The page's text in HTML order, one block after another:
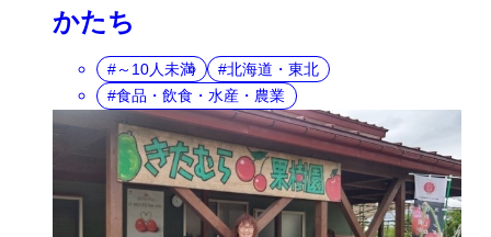
かたち
～10人未満
北海道・東北
食品・飲食・水産・農業